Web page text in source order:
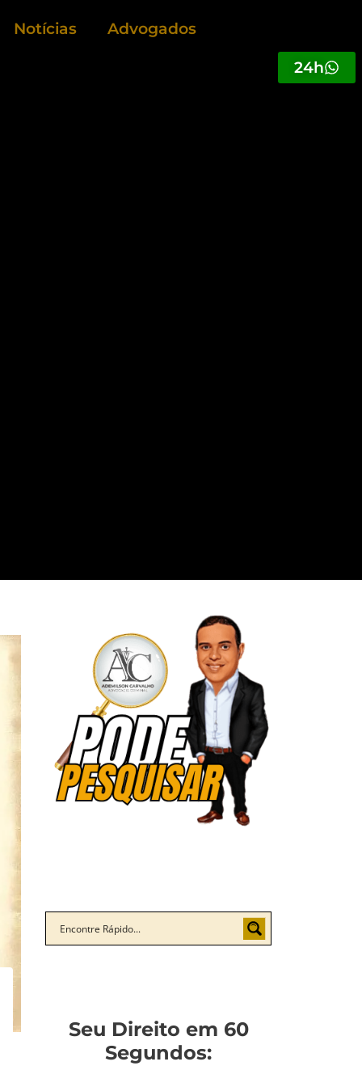
Notícias Advogados
24h
Seu Direito em 60
Segundos: